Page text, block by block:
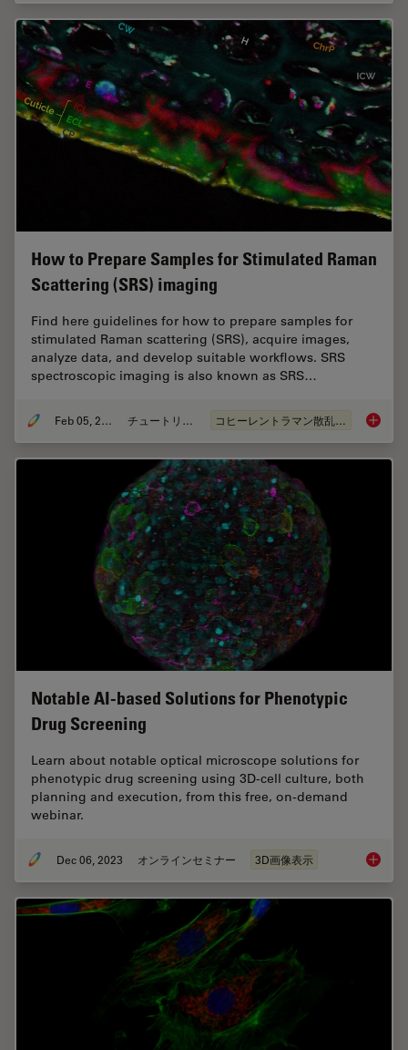
How to Prepare Samples for Stimulated Raman
Scattering (SRS) imaging
Find here guidelines for how to prepare samples for
stimulated Raman scattering (SRS), acquire images,
analyze data, and develop suitable workflows. SRS
spectroscopic imaging is also known as SRS…
Feb 05, 2024 チュートリアル コヒーレントラマン散乱(CRS) How to
Notable AI-based Solutions for Phenotypic
Drug Screening
Learn about notable optical microscope solutions for
phenotypic drug screening using 3D-cell culture, both
planning and execution, from this free, on-demand
webinar.
Dec 06, 2023 オンラインセミナー 3D画像表示